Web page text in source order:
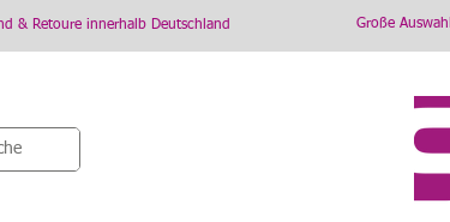
& Retoure innerhalb Deutschland Große